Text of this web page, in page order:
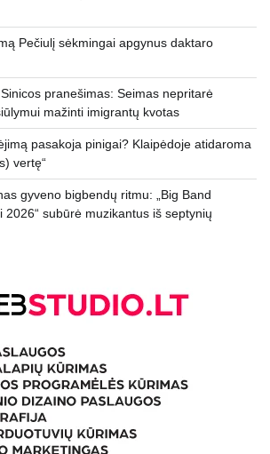
Pečiulį sėkmingai apgynus daktaro
pranešimas: Seimas nepritarė
mažinti imigrantų kvotas
pasakoja pinigai? Klaipėdoje atidaroma
vertę“
gyveno bigbendų ritmu: „Big Band
2026“ subūrė muzikantus iš septynių